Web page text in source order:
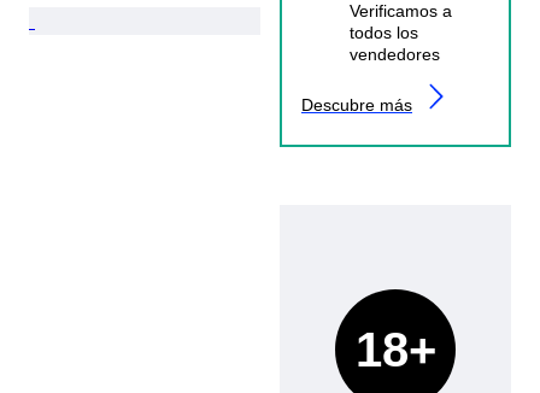
Verificamos a
todos los
vendedores
Descubre más
18+